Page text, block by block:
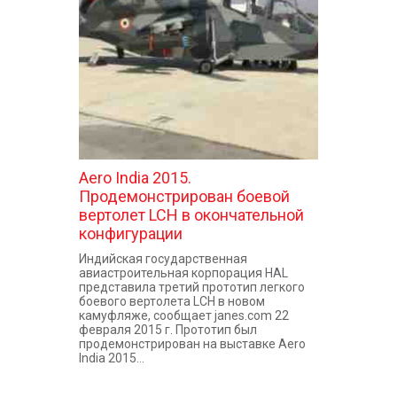
КОНТАКТЫ
Aero India 2015.
Продемонстрирован боевой
вертолет LCH в окончательной
конфигурации
Индийская государственная
авиастроительная корпорация HAL
представила третий прототип легкого
боевого вертолета LCH в новом
камуфляже, сообщает janes.com 22
февраля 2015 г. Прототип был
продемонстрирован на выставке Aero
India 2015...